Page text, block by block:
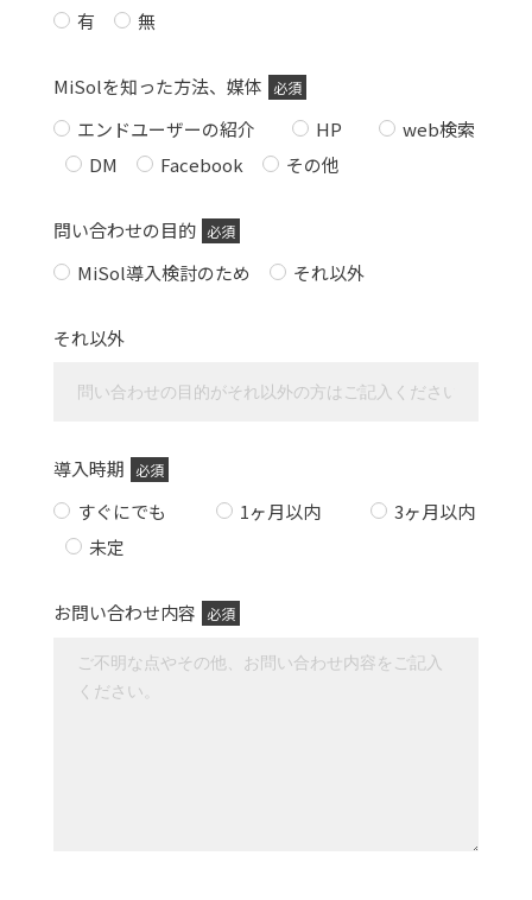
有 無
MiSolを知った方法、媒体 必須
エンドユーザーの紹介 HP
web検索
DM
Facebook その他
問い合わせの目的 必須
MiSol導入検討のため それ以外
それ以外
導入時期 必須
すぐにでも 1ヶ月以内
3ヶ月以内
未定
お問い合わせ内容 必須